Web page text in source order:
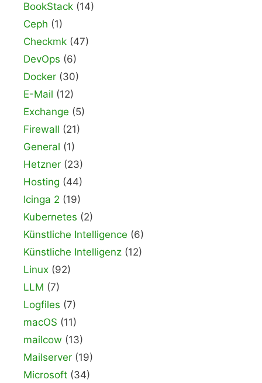
BookStack (14)
Ceph (1)
Checkmk (47)
DevOps (6)
Docker (30)
E-Mail (12)
Exchange (5)
Firewall (21)
General (1)
Hetzner (23)
Hosting (44)
Icinga 2 (19)
Kubernetes (2)
Künstliche Intelligence (6)
Künstliche Intelligenz (12)
Linux (92)
LLM (7)
Logfiles (7)
macOS (11)
mailcow (13)
Mailserver (19)
Microsoft (34)